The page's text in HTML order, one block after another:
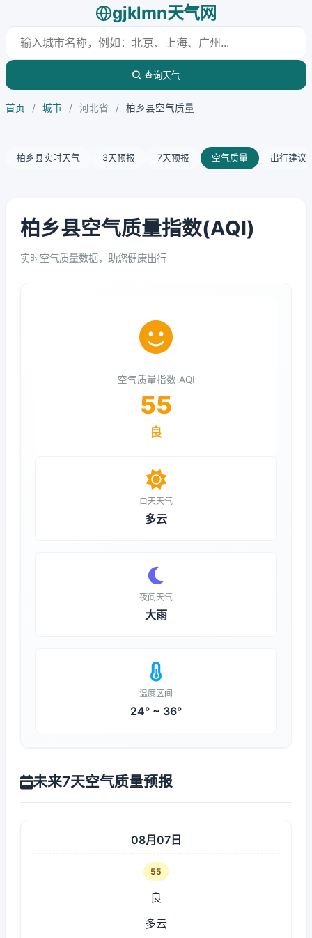
gjklmn天气网
查询天气
首页 / 城市 / 河北省 / 柏乡县空气质量
柏乡县实时天气 3天预报 7天预报 空气质量 出行建议
柏乡县空气质量指数(AQI)
实时空气质量数据，助您健康出行
空气质量指数 AQI
55
良
白天天气
多云
夜间天气
大雨
温度区间
24° ~ 36°
未来7天空气质量预报
08月07日
55
良
多云